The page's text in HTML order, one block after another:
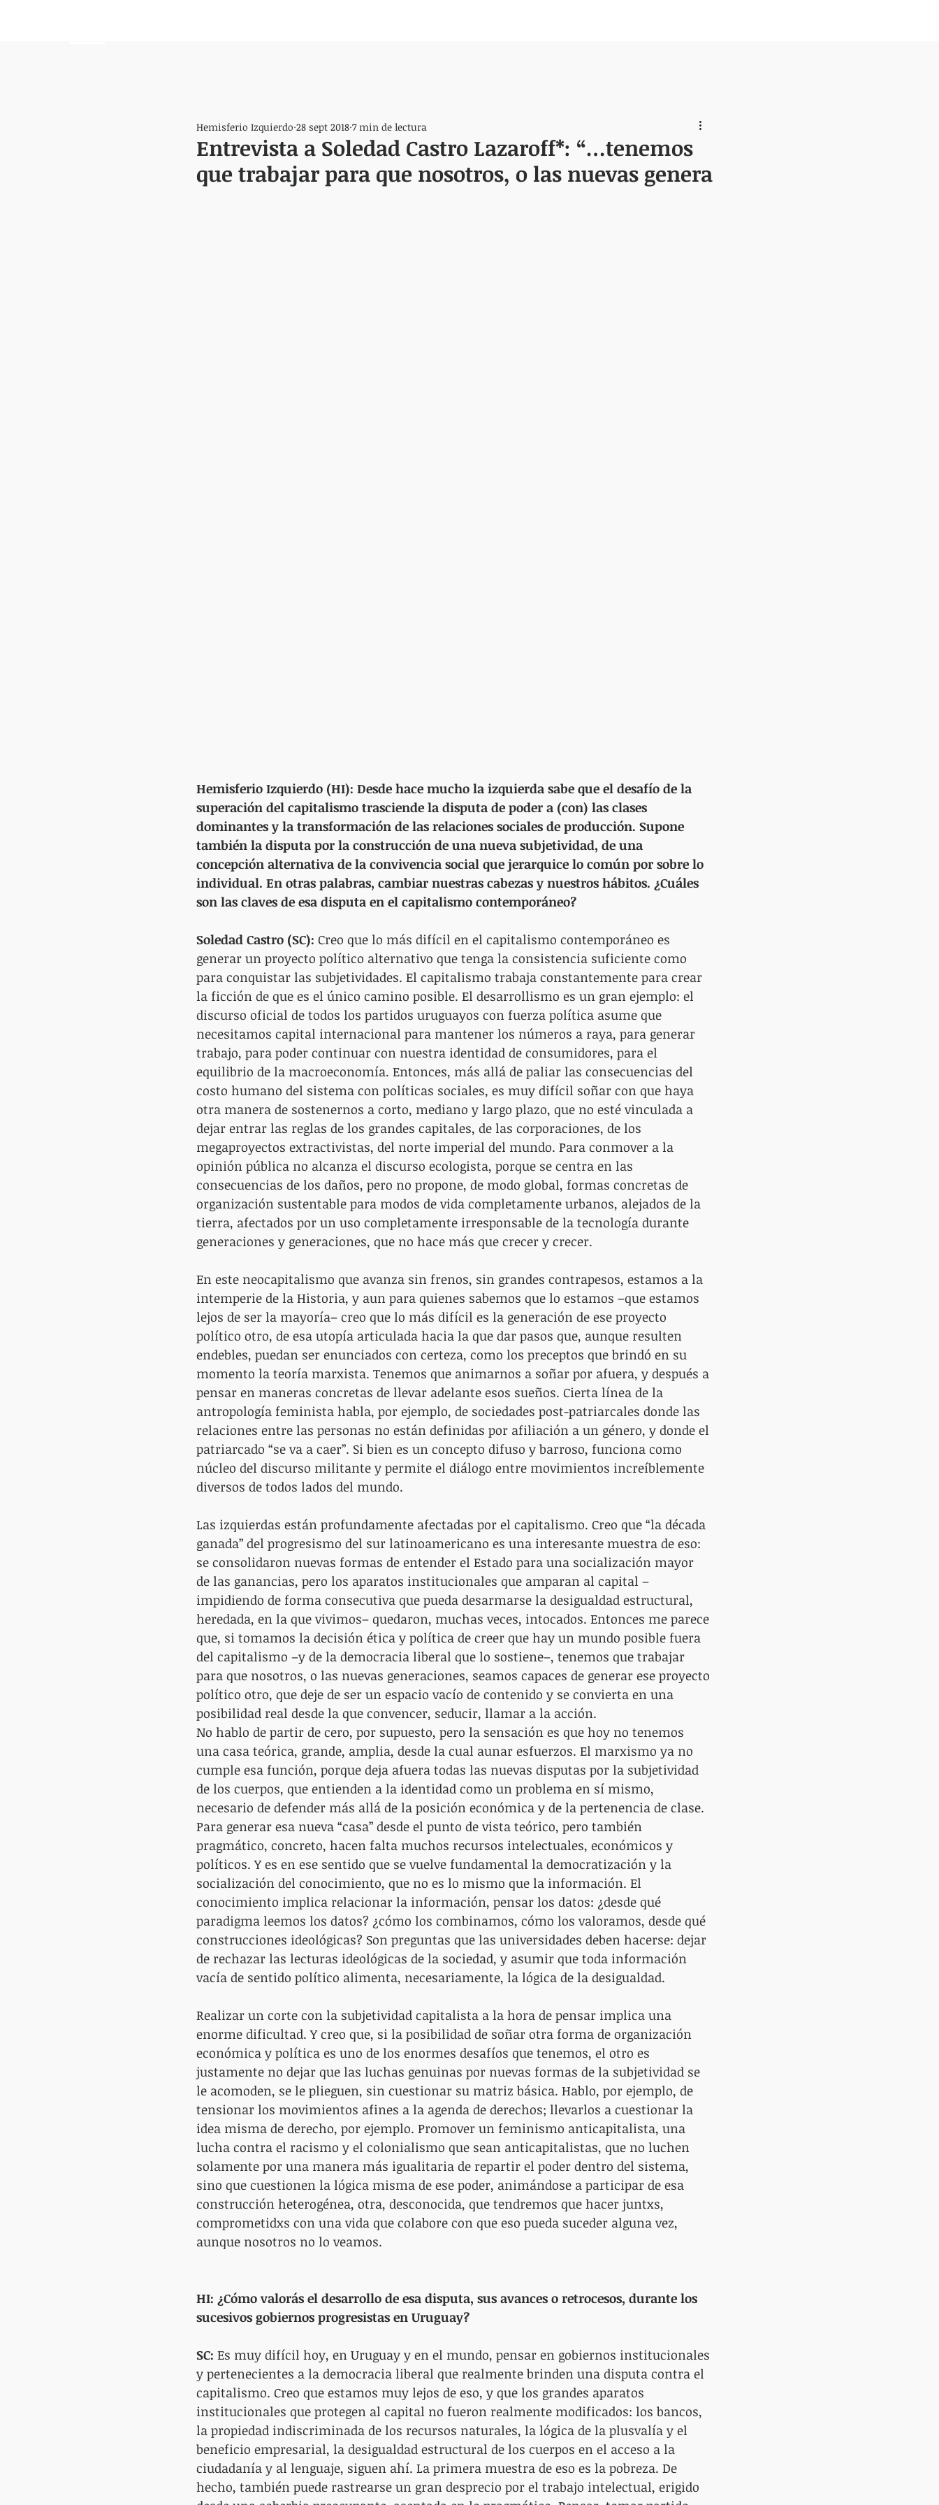
Entrevista a Soledad Castro Lazaroff*: “…tenemos
que trabajar para que nosotros, o las nuevas genera
Hemisferio Izquierdo 28 sept 2018 7 min de lectura
Hemisferio Izquierdo (HI): Desde hace mucho la izquierda sabe que el desafío de la
superación del capitalismo trasciende la disputa de poder a (con) las clases
dominantes y la transformación de las relaciones sociales de producción. Supone
también la disputa por la construcción de una nueva subjetividad, de una
concepción alternativa de la convivencia social que jerarquice lo común por sobre lo
individual. En otras palabras, cambiar nuestras cabezas y nuestros hábitos. ¿Cuáles
son las claves de esa disputa en el capitalismo contemporáneo?
Soledad Castro (SC): Creo que lo más difícil en el capitalismo contemporáneo es
generar un proyecto político alternativo que tenga la consistencia suficiente como
para conquistar las subjetividades. El capitalismo trabaja constantemente para crear
la ficción de que es el único camino posible. El desarrollismo es un gran ejemplo: el
discurso oficial de todos los partidos uruguayos con fuerza política asume que
necesitamos capital internacional para mantener los números a raya, para generar
trabajo, para poder continuar con nuestra identidad de consumidores, para el
equilibrio de la macroeconomía. Entonces, más allá de paliar las consecuencias del
costo humano del sistema con políticas sociales, es muy difícil soñar con que haya
otra manera de sostenernos a corto, mediano y largo plazo, que no esté vinculada a
dejar entrar las reglas de los grandes capitales, de las corporaciones, de los
megaproyectos extractivistas, del norte imperial del mundo. Para conmover a la
opinión pública no alcanza el discurso ecologista, porque se centra en las
consecuencias de los daños, pero no propone, de modo global, formas concretas de
organización sustentable para modos de vida completamente urbanos, alejados de la
tierra, afectados por un uso completamente irresponsable de la tecnología durante
generaciones y generaciones, que no hace más que crecer y crecer.
En este neocapitalismo que avanza sin frenos, sin grandes contrapesos, estamos a la
intemperie de la Historia, y aun para quienes sabemos que lo estamos –que estamos
lejos de ser la mayoría– creo que lo más difícil es la generación de ese proyecto
político otro, de esa utopía articulada hacia la que dar pasos que, aunque resulten
endebles, puedan ser enunciados con certeza, como los preceptos que brindó en su
momento la teoría marxista. Tenemos que animarnos a soñar por afuera, y después a
pensar en maneras concretas de llevar adelante esos sueños. Cierta línea de la
antropología feminista habla, por ejemplo, de sociedades post-patriarcales donde las
relaciones entre las personas no están definidas por afiliación a un género, y donde el
patriarcado “se va a caer”. Si bien es un concepto difuso y barroso, funciona como
núcleo del discurso militante y permite el diálogo entre movimientos increíblemente
diversos de todos lados del mundo.
Las izquierdas están profundamente afectadas por el capitalismo. Creo que “la década
ganada” del progresismo del sur latinoamericano es una interesante muestra de eso:
se consolidaron nuevas formas de entender el Estado para una socialización mayor
de las ganancias, pero los aparatos institucionales que amparan al capital –
impidiendo de forma consecutiva que pueda desarmarse la desigualdad estructural,
heredada, en la que vivimos– quedaron, muchas veces, intocados. Entonces me parece
que, si tomamos la decisión ética y política de creer que hay un mundo posible fuera
del capitalismo –y de la democracia liberal que lo sostiene–, tenemos que trabajar
para que nosotros, o las nuevas generaciones, seamos capaces de generar ese proyecto
político otro, que deje de ser un espacio vacío de contenido y se convierta en una
posibilidad real desde la que convencer, seducir, llamar a la acción.
No hablo de partir de cero, por supuesto, pero la sensación es que hoy no tenemos
una casa teórica, grande, amplia, desde la cual aunar esfuerzos. El marxismo ya no
cumple esa función, porque deja afuera todas las nuevas disputas por la subjetividad
de los cuerpos, que entienden a la identidad como un problema en sí mismo,
necesario de defender más allá de la posición económica y de la pertenencia de clase.
Para generar esa nueva “casa” desde el punto de vista teórico, pero también
pragmático, concreto, hacen falta muchos recursos intelectuales, económicos y
políticos. Y es en ese sentido que se vuelve fundamental la democratización y la
socialización del conocimiento, que no es lo mismo que la información. El
conocimiento implica relacionar la información, pensar los datos: ¿desde qué
paradigma leemos los datos? ¿cómo los combinamos, cómo los valoramos, desde qué
construcciones ideológicas? Son preguntas que las universidades deben hacerse: dejar
de rechazar las lecturas ideológicas de la sociedad, y asumir que toda información
vacía de sentido político alimenta, necesariamente, la lógica de la desigualdad.
Realizar un corte con la subjetividad capitalista a la hora de pensar implica una
enorme dificultad. Y creo que, si la posibilidad de soñar otra forma de organización
económica y política es uno de los enormes desafíos que tenemos, el otro es
justamente no dejar que las luchas genuinas por nuevas formas de la subjetividad se
le acomoden, se le plieguen, sin cuestionar su matriz básica. Hablo, por ejemplo, de
tensionar los movimientos afines a la agenda de derechos; llevarlos a cuestionar la
idea misma de derecho, por ejemplo. Promover un feminismo anticapitalista, una
lucha contra el racismo y el colonialismo que sean anticapitalistas, que no luchen
solamente por una manera más igualitaria de repartir el poder dentro del sistema,
sino que cuestionen la lógica misma de ese poder, animándose a participar de esa
construcción heterogénea, otra, desconocida, que tendremos que hacer juntxs,
comprometidxs con una vida que colabore con que eso pueda suceder alguna vez,
aunque nosotros no lo veamos.
HI: ¿Cómo valorás el desarrollo de esa disputa, sus avances o retrocesos, durante los
sucesivos gobiernos progresistas en Uruguay?
SC: Es muy difícil hoy, en Uruguay y en el mundo, pensar en gobiernos institucionales
y pertenecientes a la democracia liberal que realmente brinden una disputa contra el
capitalismo. Creo que estamos muy lejos de eso, y que los grandes aparatos
institucionales que protegen al capital no fueron realmente modificados: los bancos,
la propiedad indiscriminada de los recursos naturales, la lógica de la plusvalía y el
beneficio empresarial, la desigualdad estructural de los cuerpos en el acceso a la
ciudadanía y al lenguaje, siguen ahí. La primera muestra de eso es la pobreza. De
hecho, también puede rastrearse un gran desprecio por el trabajo intelectual, erigido